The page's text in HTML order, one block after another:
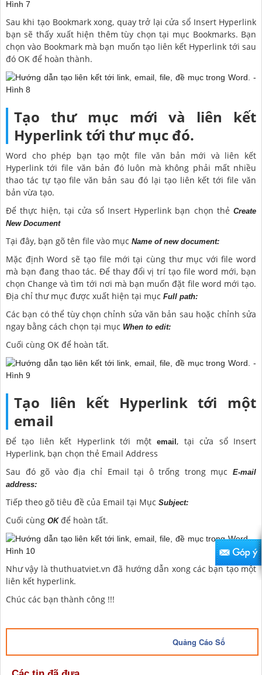
Sau khi tạo Bookmark xong, quay trở lại cửa sổ Insert Hyperlink
bạn sẽ thấy xuất hiện thêm tùy chọn tại mục Bookmarks. Bạn
chọn vào Bookmark mà bạn muốn tạo liên kết Hyperlink tới sau
đó OK để hoàn thành.
Tạo thư mục mới và liên kết
Hyperlink tới thư mục đó.
Word cho phép bạn tạo một file văn bản mới và liên kết
Hyperlink tới file văn bản đó luôn mà không phải mất nhiều
thao tác tự tạo file văn bản sau đó lại tạo liên kết tới file văn
bản vừa tạo.
Để thực hiện, tại cửa sổ Insert Hyperlink bạn chọn thẻCreate
New Document
Tại đây, bạn gõ tên file vào mục Name of new document:
Mặc định Word sẽ tạo file mới tại cùng thư mục với file word
mà bạn đang thao tác. Để thay đổi vị trí tạo file word mới, bạn
chọn Change và tìm tới nơi mà bạn muốn đặt file word mới tạo.
Địa chỉ thư mục được xuất hiện tại mục Full path:
Các bạn có thể tùy chọn chỉnh sửa văn bản sau hoặc chỉnh sửa
ngay bằng cách chọn tại mục When to edit:
Cuối cùng OK để hoàn tất.
Tạo liên kết Hyperlink tới một
email
Để tạo liên kết Hyperlink tới mộtemail, tại cửa sổ Insert
Hyperlink, bạn chọn thẻ Email Address
Sau đó gõ vào địa chỉ Email tại ô trống trong mụcE-mail
address:
Tiếp theo gõ tiêu đề của Email tại Mục Subject:
Cuối cùng OKđể hoàn tất.
Như vậy là thuthuatviet.vn đã hướng dẫn xong các bạn tạo một
liên kết hyperlink.
Chúc các bạn thành công !!!
Quảng Cáo Số